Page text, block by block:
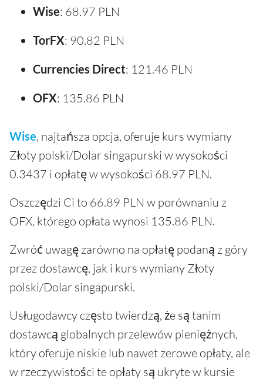
Wise: 68.97 PLN
TorFX: 90.82 PLN
Currencies Direct: 121.46 PLN
OFX: 135.86 PLN
Wise, najtańsza opcja, oferuje kurs wymiany
Złoty polski/Dolar singapurski w wysokości
0.3437 i opłatę w wysokości 68.97 PLN.
Oszczędzi Ci to 66.89 PLN w porównaniu z
OFX, którego opłata wynosi 135.86 PLN.
Zwróć uwagę zarówno na opłatę podaną z góry
przez dostawcę, jak i kurs wymiany Złoty
polski/Dolar singapurski.
Usługodawcy często twierdzą, że są tanim
dostawcą globalnych przelewów pieniężnych,
który oferuje niskie lub nawet zerowe opłaty, ale
w rzeczywistości te opłaty są ukryte w kursie